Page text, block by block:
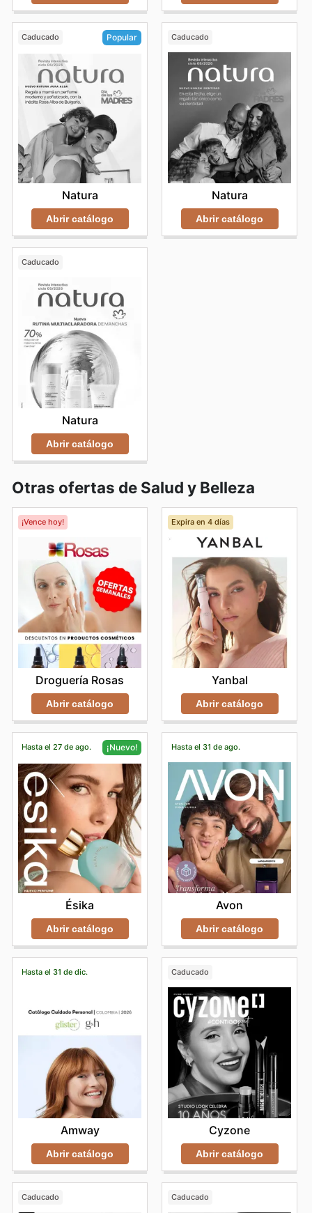
Caducado Popular
Natura
Abrir catálogo
Caducado
Natura
Abrir catálogo
Caducado
Natura
Abrir catálogo
Otras ofertas de Salud y Belleza
¡Vence hoy!
Droguería Rosas
Abrir catálogo
Expira en 4 días
Yanbal
Abrir catálogo
Hasta el 27 de ago. ¡Nuevo!
Ésika
Abrir catálogo
Hasta el 31 de ago.
Avon
Abrir catálogo
Hasta el 31 de dic.
Amway
Abrir catálogo
Caducado
Cyzone
Abrir catálogo
Caducado Caducado